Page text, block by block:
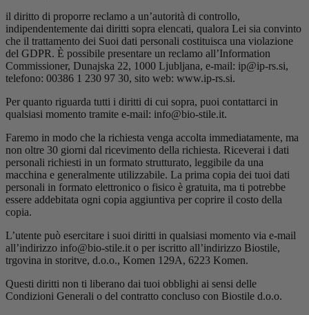
il diritto di proporre reclamo a un’autorità di controllo,
indipendentemente dai diritti sopra elencati, qualora Lei sia convinto
che il trattamento dei Suoi dati personali costituisca una violazione
del GDPR. È possibile presentare un reclamo all’Information
Commissioner, Dunajska 22, 1000 Ljubljana, e-mail: ip@ip-rs.si,
telefono: 00386 1 230 97 30, sito web: www.ip-rs.si.
Per quanto riguarda tutti i diritti di cui sopra, puoi contattarci in
qualsiasi momento tramite e-mail: info@bio-stile.it.
Faremo in modo che la richiesta venga accolta immediatamente, ma
non oltre 30 giorni dal ricevimento della richiesta. Riceverai i dati
personali richiesti in un formato strutturato, leggibile da una
macchina e generalmente utilizzabile. La prima copia dei tuoi dati
personali in formato elettronico o fisico è gratuita, ma ti potrebbe
essere addebitata ogni copia aggiuntiva per coprire il costo della
copia.
L’utente può esercitare i suoi diritti in qualsiasi momento via e-mail
all’indirizzo info@bio-stile.it o per iscritto all’indirizzo Biostile,
trgovina in storitve, d.o.o., Komen 129A, 6223 Komen.
Questi diritti non ti liberano dai tuoi obblighi ai sensi delle
Condizioni Generali o del contratto concluso con Biostile d.o.o.